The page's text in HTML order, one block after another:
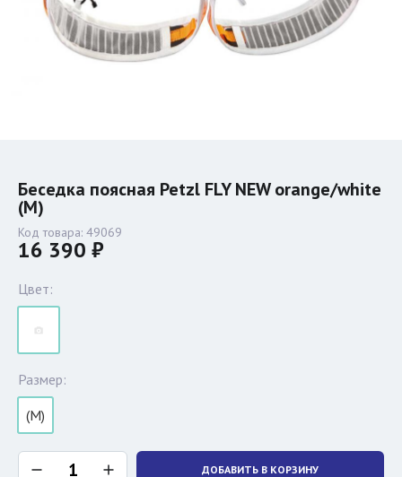
Беседка поясная Petzl FLY NEW orange/white
(M)
Код товара: 49069
16 390 ₽
Цвет:
Размер:
(M)
ДОБАВИТЬ В КОРЗИНУ